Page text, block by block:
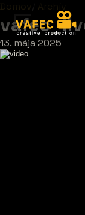
Domov Archív
13. mája 2025